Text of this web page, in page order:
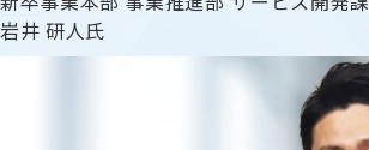
料金プラン
セミナー
岩井 研人氏